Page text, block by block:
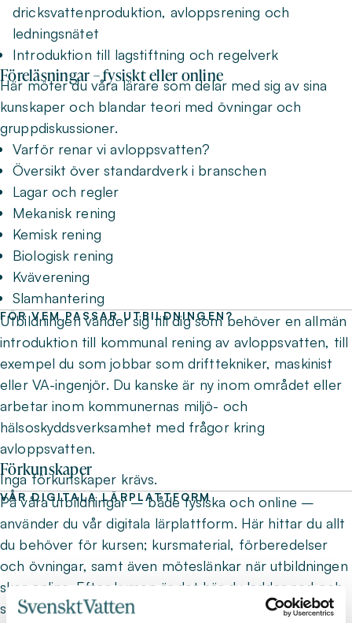
dricksvattenproduktion, avloppsrening och
ledningsnätet
Introduktion till lagstiftning och regelverk
Föreläsningar – fysiskt eller online
Här möter du våra lärare som delar med sig av sina
kunskaper och blandar teori med övningar och
gruppdiskussioner.
Varför renar vi avloppsvatten?
Översikt över standardverk i branschen
Lagar och regler
Mekanisk rening
Kemisk rening
Biologisk rening
Kväverening
Slamhantering
FÖR VEM PASSAR UTBILDNINGEN?
Utbildningen vänder sig till dig som behöver en allmän
introduktion till kommunal rening av avloppsvatten, till
exempel du som jobbar som drifttekniker, maskinist
eller VA-ingenjör. Du kanske är ny inom området eller
arbetar inom kommunernas miljö- och
hälsoskyddsverksamhet med frågor kring
avloppsvatten.
Förkunskaper
Inga förkunskaper krävs.
VÅR DIGITALA LÄRPLATTFORM
På våra utbildningar – både fysiska och online –
använder du vår digitala lärplattform. Här hittar du allt
du behöver för kursen; kursmaterial, förberedelser
och övningar, samt även möteslänkar när utbildningen
sker online. Efter kursen är det här du laddar ned och
sparar ditt kursintyg.